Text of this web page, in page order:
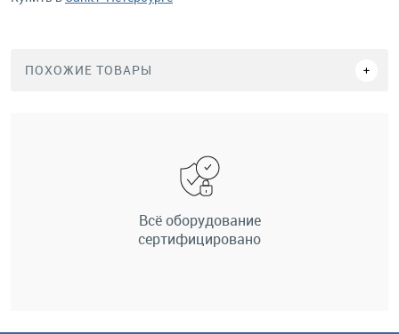
ПОХОЖИЕ ТОВАРЫ
Всё оборудование
сертифицировано